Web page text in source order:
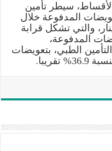
سيطر تأمين
المدفوعة خلال
مليون دينار، والتي تشكل قرابة
المدفوعة،
الطبي، بتعويضات